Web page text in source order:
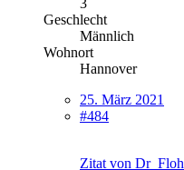
Geschlecht
Männlich
Wohnort
Hannover
25. März 2021
#484
Zitat von Dr_Floh